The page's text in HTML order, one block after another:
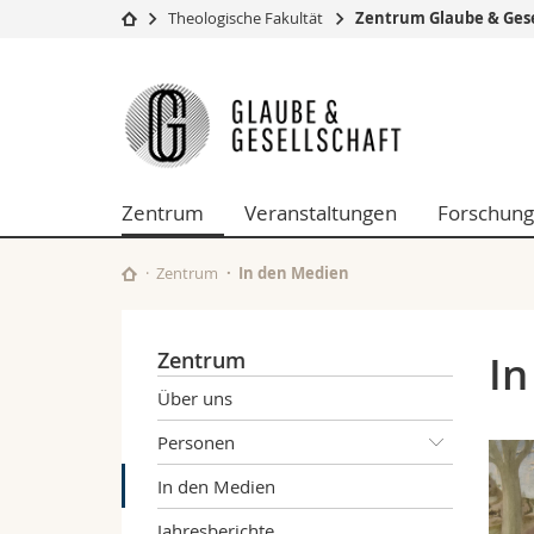
Universität
Studium
Campus
Forschung
Weiterbildung
Fak. für
Math.-Nat. und
Theologische Fakultät Zentrum Glaube &
Zentrum
Glaube
&
Gesellschaft
Zentrum Veranstaltungen Forschung
Zentrum In den Medien
Zentrum
Über uns
Personen
In den Medien